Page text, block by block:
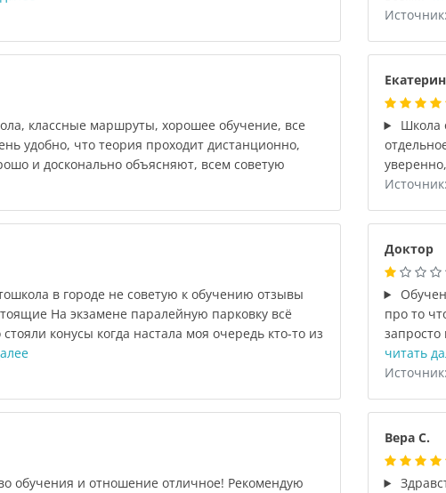
классные маршруты, хорошее обучение, все
удобно, что теория проходит дистанционно,
и досконально объясняют, всем советую
Школа
в городе не советую к обучению отзывы
На экзамене паралейную парковку всё
конусы когда настала моя очередь кто-то из
Доктор
про то
запросто
читать
обучения и отношение отличное! Рекомендую
Вера С.